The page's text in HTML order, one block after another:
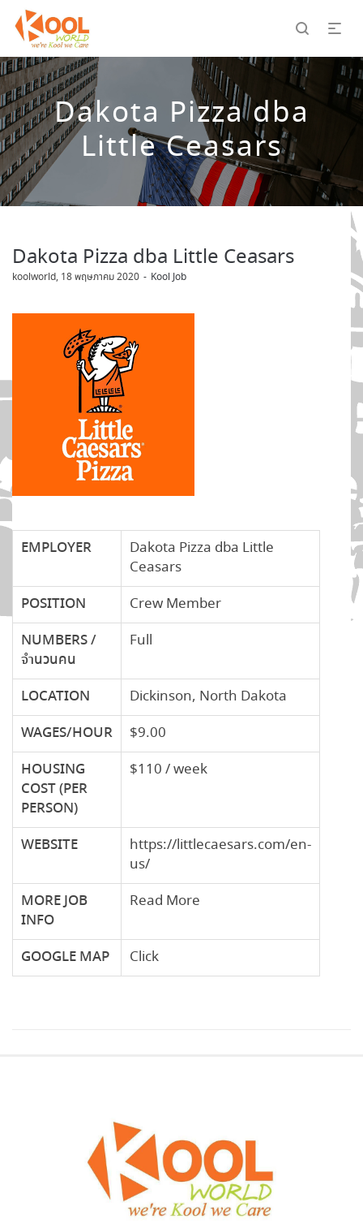
Dakota Pizza dba
Little Ceasars
Dakota Pizza dba Little Ceasars
by
koolworld 18 พฤษภาคม 2020 Kool Job
EMPLOYER
Dakota Pizza dba Little
Ceasars
POSITION
Crew Member
NUMBERS /
จำนวนคน
Full
LOCATION
Dickinson, North Dakota
WAGES/HOUR
$9.00
HOUSING
COST(PER
PERSON)
$110 / week
WEBSITE
https://littlecaesars.com/en-
us/
MORE JOB
INFO
Read More
GOOGLE MAP Click